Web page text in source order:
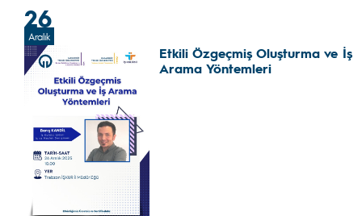
26
Aralık
Etkili Özgeçmiş Oluşturma ve İş
Arama Yöntemleri